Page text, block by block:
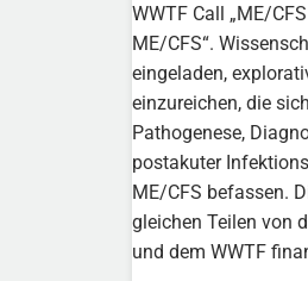
WWTF Call „ME/
ME/CFS“.
eingeladen,
einzureichen, die
Pathogenese,
postakuter
ME/CFS befassen.
gleichen Teilen von
und dem WWTF